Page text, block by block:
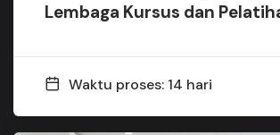
Lembaga Kursus dan
Waktu proses: 14 hari